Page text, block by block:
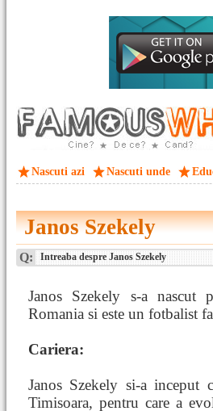
Nascuti azi Nascuti unde
Janos Szekely
Q: Intreaba despre Janos Szekely
Janos Szekely s-a
Romania si este un fotbalist
Cariera:
Janos Szekely si-a inceput
Timisoara, pentru care a